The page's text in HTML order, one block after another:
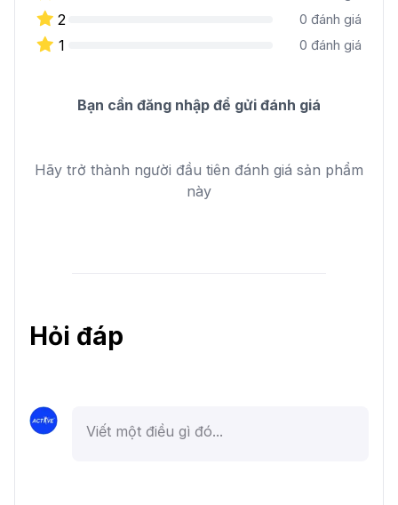
144 Nguyễn Oanh, Gò Vấp, Hồ Chí Minh 700000,
Vietnam
2 0 đánh giá
1 0 đánh giá
Bạn cần đăng nhập để gửi đánh giá
Hãy trở thành người đầu tiên đánh giá sản phẩm
này
Hỏi đáp